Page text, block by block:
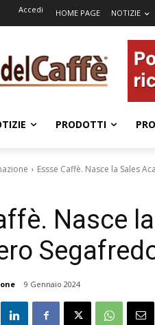
Accedi HOME PAGE NOTIZIE
PRODOTTI
Essse Caffè. Nasce la Sales
Nasce
9 Gennaio 2024